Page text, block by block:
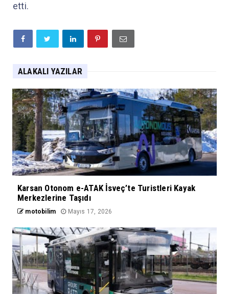
etti.
ALAKALI YAZILAR
Karsan Otonom e-ATAK İsveç’te Turistleri Kayak
Merkezlerine Taşıdı
motobilim Mayıs 17, 2026